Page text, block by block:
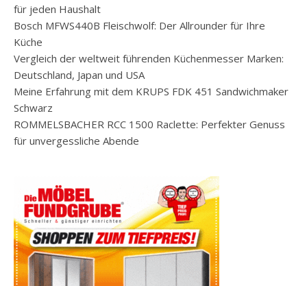
für jeden Haushalt
Bosch MFWS440B Fleischwolf: Der Allrounder für Ihre
Küche
Vergleich der weltweit führenden Küchenmesser Marken:
Deutschland, Japan und USA
Meine Erfahrung mit dem KRUPS FDK 451 Sandwichmaker
Schwarz
ROMMELSBACHER RCC 1500 Raclette: Perfekter Genuss
für unvergessliche Abende